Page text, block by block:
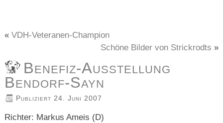
«VDH-Veteranen-Champion
Schöne Bilder von Strickrodts »
Benefiz-Ausstellung
Bendorf-Sayn
Publiziert 24. Juni 2007
Richter: Markus Ameis (D)